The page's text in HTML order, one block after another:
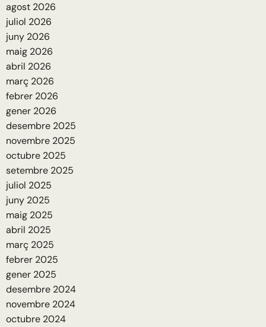
agost 2026
juliol 2026
juny 2026
maig 2026
abril 2026
març 2026
febrer 2026
gener 2026
desembre 2025
novembre 2025
octubre 2025
setembre 2025
juliol 2025
juny 2025
maig 2025
abril 2025
març 2025
febrer 2025
gener 2025
desembre 2024
novembre 2024
octubre 2024